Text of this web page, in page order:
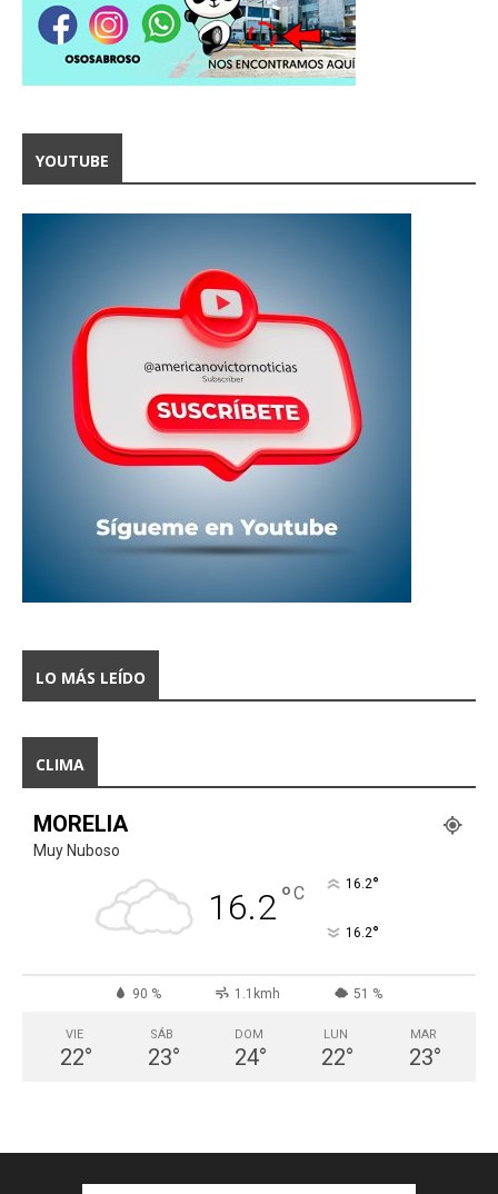
YOUTUBE
LO MÁS LEÍDO
CLIMA
MORELIA
Muy Nuboso
16.2°C 16.2°
16.2°
90 % 1.1kmh 51 %
VIE
22°
SÁB
23°
DOM
24°
LUN
22°
MAR
23°